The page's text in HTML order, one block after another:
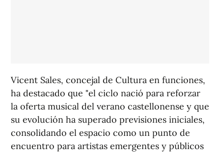
Vicent Sales, concejal de Cultura en funciones,
ha destacado que "el ciclo nació para reforzar
la oferta musical del verano castellonense y que
su evolución ha superado previsiones iniciales,
consolidando el espacio como un punto de
encuentro para artistas emergentes y públicos